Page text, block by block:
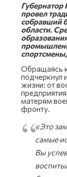
провел
собравший
области.
Обращаясь
подчеркнул
жизни: от
матерям
фронту.
«Это
самые
Вы